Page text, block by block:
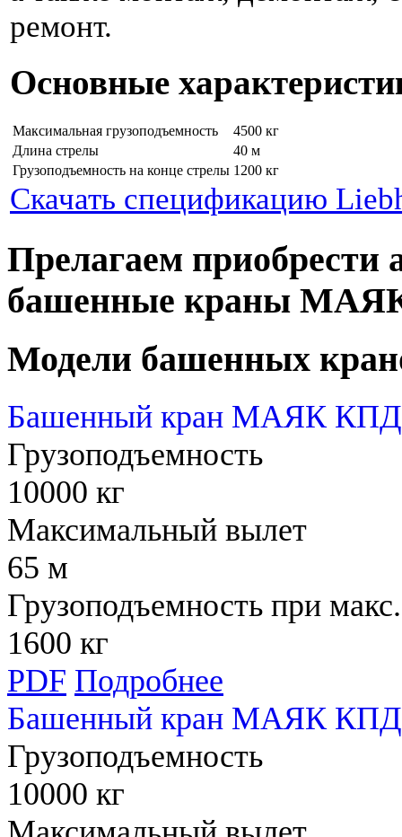
ремонт.
Основные
Максимальная грузоподъемность
4500 кг
Длина стрелы
40 м
Грузоподъемность на конце стрелы 1200 кг
Скачать спецификацию
Прелагаем приобрести
башенные краны
Модели башенных
Башенный кран МАЯК КПД
Грузоподъемность
10000 кг
Максимальный вылет
65 м
Грузоподъемность при
1600 кг
PDF Подробнее
Башенный кран МАЯК КПД
Грузоподъемность
10000 кг